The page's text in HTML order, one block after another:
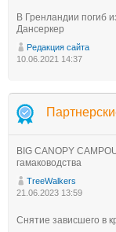
В Гренландии погиб
Дансеркер
Редакция сайта
10.06.2021 14:37
BIG CANOPY
гамаководства
TreeWalkers
21.06.2023 13:59
Снятие зависшего в